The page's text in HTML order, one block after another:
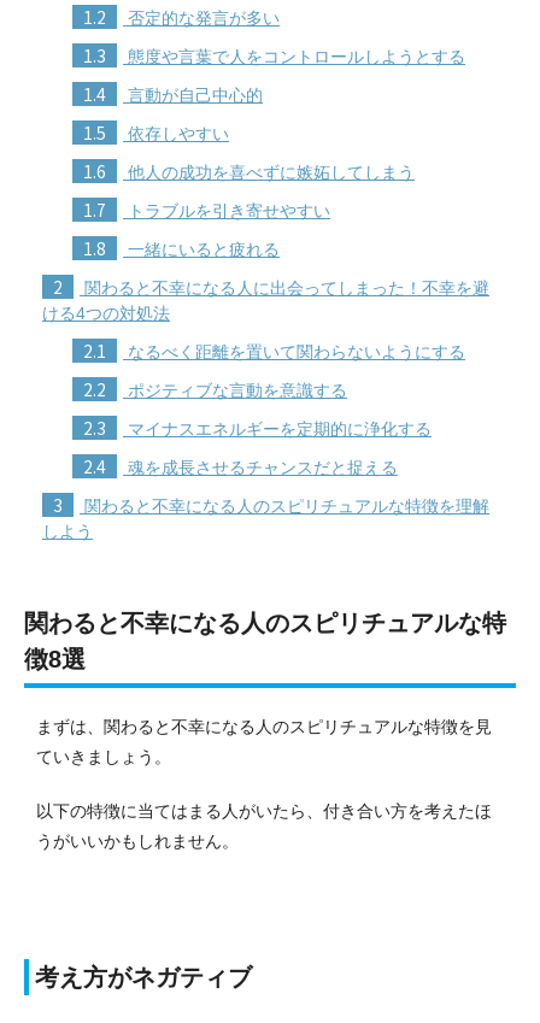
1.2 否定的な発言が多い
1.3 態度や言葉で人をコントロールしようとする
1.4 言動が自己中心的
1.5 依存しやすい
1.6 他人の成功を喜べずに嫉妬してしまう
1.7 トラブルを引き寄せやすい
1.8 一緒にいると疲れる
2
関わると不幸になる人に出会ってしまった！不幸を避
ける4つの対処法
2.1 なるべく距離を置いて関わらないようにする
2.2 ポジティブな言動を意識する
2.3 マイナスエネルギーを定期的に浄化する
2.4 魂を成長させるチャンスだと捉える
3
関わると不幸になる人のスピリチュアルな特徴を理解
しよう
関わると不幸になる人のスピリチュアルな特
徴8選
まずは、関わると不幸になる人のスピリチュアルな特徴を見
ていきましょう。
以下の特徴に当てはまる人がいたら、付き合い方を考えたほ
うがいいかもしれません。
考え方がネガティブ